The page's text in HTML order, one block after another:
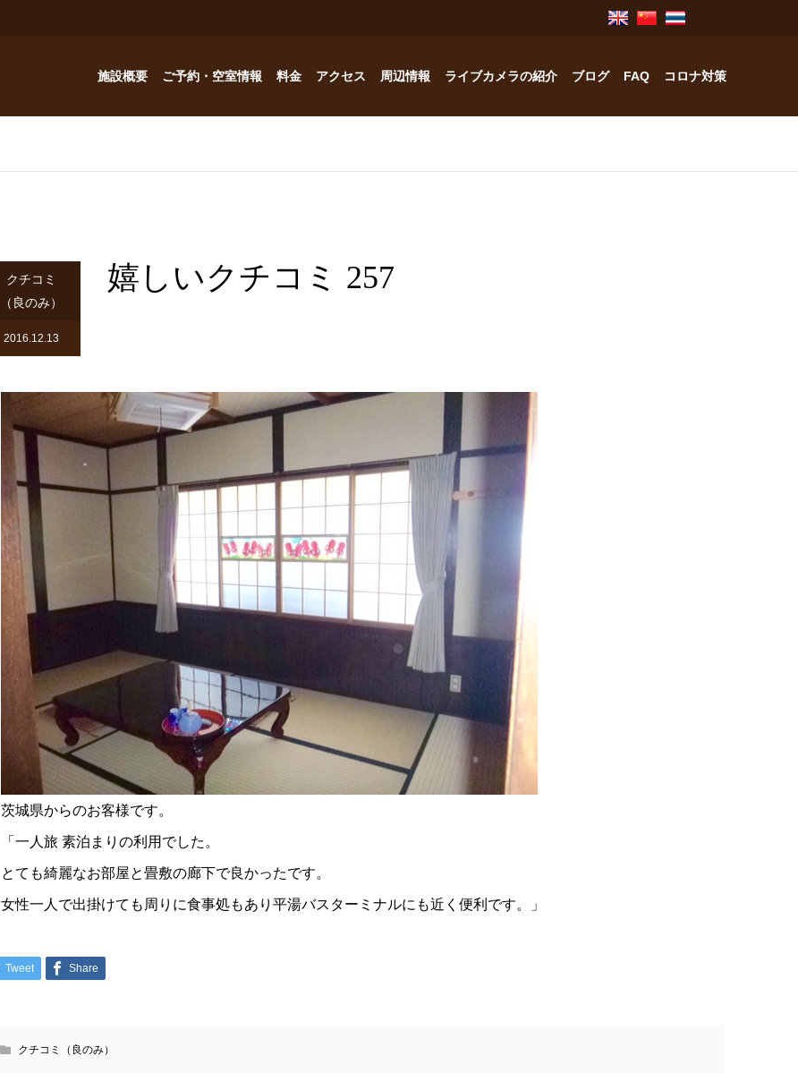
施設概要
ドッグハウス
ご予約・空室情報 料金 アクセス 周辺情報
中林工務店
ライブカメラの紹介 ブログ FAQ コロナ対策
クチコミ
（良のみ）
2016.12.13
嬉しいクチコミ 257
茨城県からのお客様です。
「一人旅 素泊まりの利用でした。
とても綺麗なお部屋と畳敷の廊下で良かったです。
女性一人で出掛けても周りに食事処もあり平湯バスターミナルにも近く便利です。」
Tweet Share
クチコミ（良のみ）